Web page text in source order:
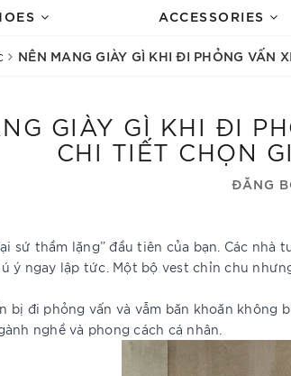
ACCESSORIES
NÊN MANG GIÀY GÌ KHI ĐI PHỎNG VẤN
GIÀY GÌ KHI ĐI
CHI TIẾT CHỌN
ĐĂNG
sứ thầm lặng” đầu tiên của bạn. Các
ý ngay lập tức. Một bộ vest chỉn chu
bị đi phỏng vấn và vẫm băn khoăn không
nghề và phong cách cá nhân.